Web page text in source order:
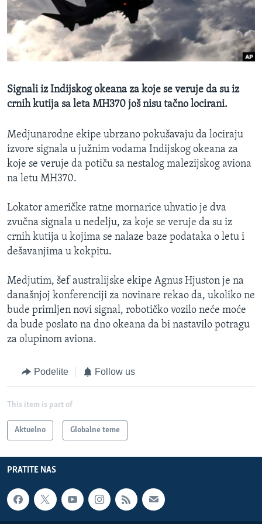
SPORT
INTERVJU
Signali iz Indijskog okeana za koje se veruje da su iz
crnih kutija sa leta MH370 još nisu tačno locirani.
Medjunarodne ekipe ubrzano pokušavaju da lociraju
izvore signala u južnim vodama Indijskog okeana za
koje se veruje da potiču sa nestalog malezijskog aviona
na letu MH370.
Lokator američke ratne mornarice uhvatio je dva
zvučna signala u nedelju, za koje se veruje da su iz
crnih kutija u kojima se nalaze baze podataka o letu i
dešavanjima u kokpitu.
Medjutim, šef australijske ekipe Agnus Hjuston je na
današnjoj konferenciji za novinare rekao da, ukoliko ne
bude primljen novi signal, robotičko vozilo neće moće
da bude poslato na dno okeana da bi nastavilo potragu
za olupinom aviona.
Podelite Follow us
This item is part of
Aktuelno Globalne teme
PRATITE NAS